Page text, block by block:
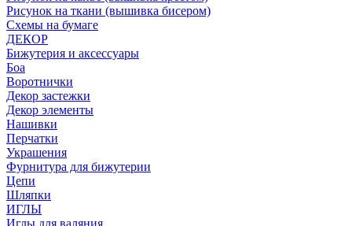
Рисунок на ткани (вышивка бисером)
Схемы на бумаге
ДЕКОР
Бижутерия и аксессуары
Боа
Воротнички
Декор застежки
Декор элементы
Нашивки
Перчатки
Украшения
Фурнитура для бижутерии
Цепи
Шляпки
ИГЛЫ
Иглы для валяния